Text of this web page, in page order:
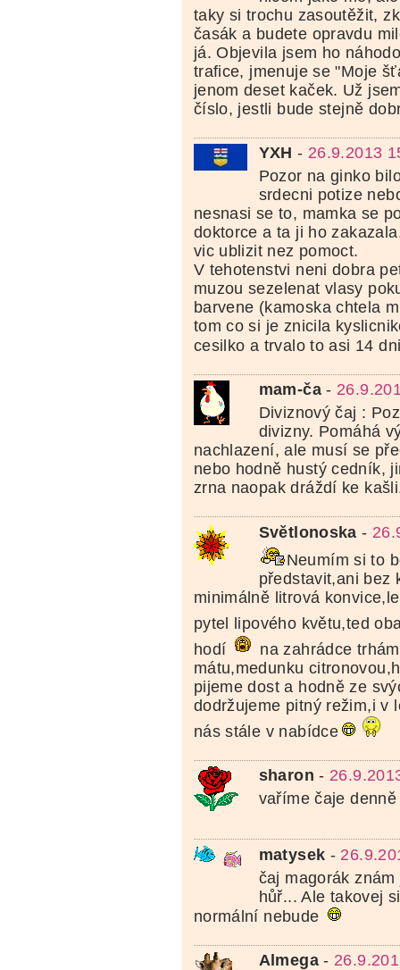
taky si trochu zasoutěžit,
časák a budete opravdu
já. Objevila jsem ho
trafice, jmenuje se "Moje
jenom deset kaček. Už
číslo, jestli bude stejně
YXH - 26.9.2013
Pozor na ginko
srdecni potize
nesnasi se to, mamka se
doktorce a ta ji ho
vic ublizit nez pomoct.
V tehotenstvi neni dobra
muzou sezelenat vlasy
barvene (kamoska chtela
tom co si je znicila
cesilko a trvalo to asi 14
mam-ča-
Diviznový čaj :
divizny. Pomáhá
nachlazení, ale musí se
nebo hodně hustý cedník,
zrna naopak dráždí ke
Světlonoska -
Neumím si to
představit,ani bez
minimálně litrová
pytel lipového květu,ted
hodí
na zahrádce
mátu,medunku
pijeme dost a hodně ze
dodržujeme pitný režim,i v
nás stále v nabídce
sharon -
vaříme čaje
matysek -
čaj magorák
hůř... Ale takovej
normální nebude
Almega-